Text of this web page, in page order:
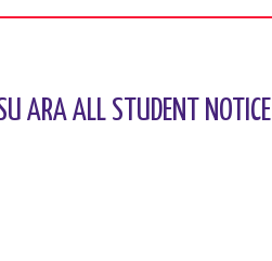
ARA ALL STUDENT NOTICE